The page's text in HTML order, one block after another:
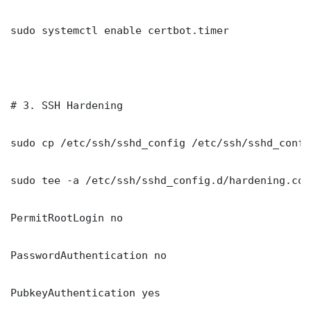
sudo systemctl enable certbot.timer
# 3. SSH Hardening
sudo cp /etc/ssh/sshd_config /etc/ssh/
sudo tee -a /etc/ssh/sshd_config.d/
PermitRootLogin no
PasswordAuthentication no
PubkeyAuthentication yes